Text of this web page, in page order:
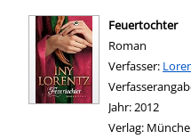
Feuertochter
Roman
Verfasser:
Jahr:2012
Verlag: